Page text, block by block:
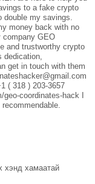
to a fake crypto
double my savings.
money back with no
GEO
and trustworthy crypto
dedication,
get in touch with them
( 318 ) 203-3657
coordinates-hack I
хэнд хамаатай